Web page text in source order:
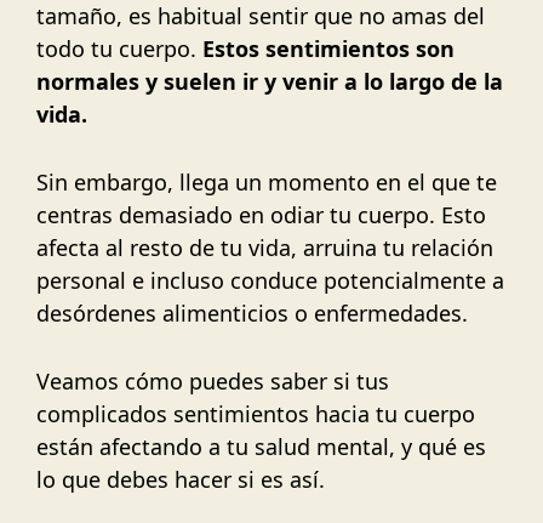
tamaño, es habitual sentir que no amas del
todo tu cuerpo. Estos sentimientos son
normales y suelen ir y venir a lo largo de la
vida.
Sin embargo, llega un momento en el que te
centras demasiado en odiar tu cuerpo. Esto
afecta al resto de tu vida, arruina tu relación
personal e incluso conduce potencialmente a
desórdenes alimenticios o enfermedades.
Veamos cómo puedes saber si tus
complicados sentimientos hacia tu cuerpo
están afectando a tu salud mental, y qué es
lo que debes hacer si es así.